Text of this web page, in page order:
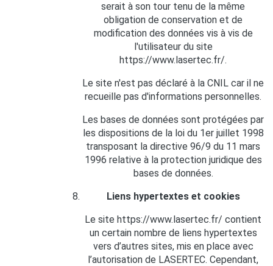
serait à son tour tenu de la même
obligation de conservation et de
modification des données vis à vis de
l'utilisateur du site
https://www.lasertec.fr/.
Le site n'est pas déclaré à la CNIL car il ne
recueille pas d'informations personnelles.
Les bases de données sont protégées par
les dispositions de la loi du 1er juillet 1998
transposant la directive 96/9 du 11 mars
1996 relative à la protection juridique des
bases de données.
Liens hypertextes et cookies
Le site https://www.lasertec.fr/ contient
un certain nombre de liens hypertextes
vers d’autres sites, mis en place avec
l’autorisation de LASERTEC. Cependant,